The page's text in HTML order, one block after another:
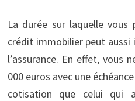
La durée sur laquelle vous
crédit immobilier peut
l’assurance. En effet, vous
000 euros avec une
cotisation que celui